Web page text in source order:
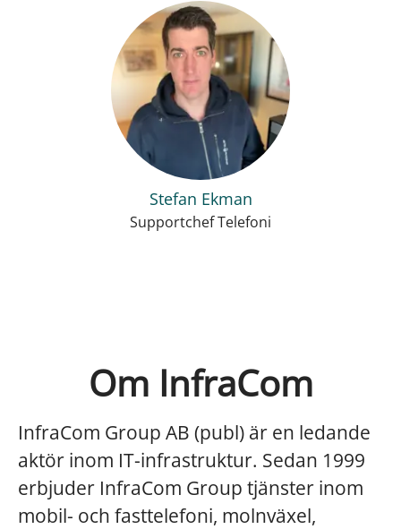
Stefan Ekman
Supportchef Telefoni
Om InfraCom
InfraCom Group AB (publ) är en ledande
aktör inom IT-infrastruktur. Sedan 1999
erbjuder InfraCom Group tjänster inom
mobil- och fasttelefoni, molnväxel,